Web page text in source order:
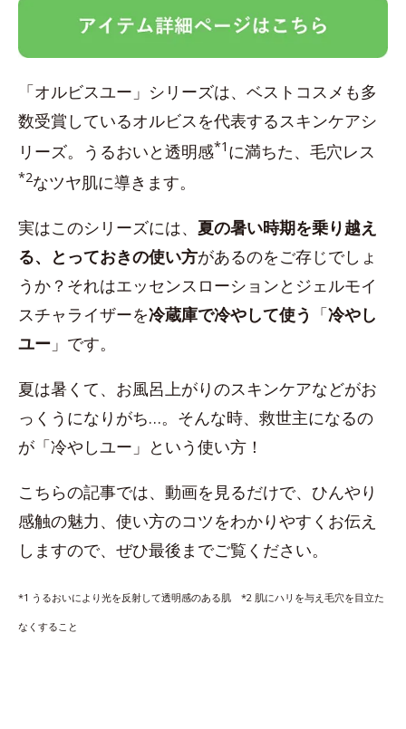
「オルビスユー」シリーズは、ベストコスメも多
数受賞しているオルビスを代表するスキンケアシ
リーズ。うるおいと透明感*1 に満ちた、毛穴レス
*2なツヤ肌に導きます。
実はこのシリーズには、 夏の暑い時期を乗り越え
る、とっておきの使い方があるのをご存じでしょ
うか？それはエッセンスローションとジェルモイ
スチャライザーを冷蔵庫で冷やして使う 「冷やし
ユー 」です。
夏は暑くて、お風呂上がりのスキンケアなどがお
っくうになりがち…。そんな時、救世主になるの
が「冷やしユー」という使い方！
こちらの記事では、動画を見るだけで、ひんやり
感触の魅力、使い方のコツをわかりやすくお伝え
しますので、ぜひ最後までご覧ください。
*1 うるおいにより光を反射して透明感のある肌 *2 肌にハリを与え毛穴を目立た
なくすること